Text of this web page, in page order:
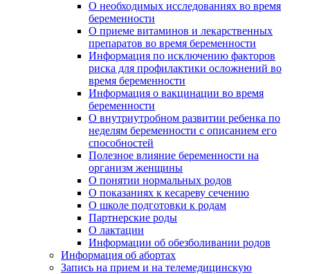
О необходимых исследованиях во время
беременности
О приеме витаминов и лекарственных
препаратов во время беременности
Информация по исключению факторов
риска для профилактики осложнений во
время беременности
Информация о вакцинации во время
беременности
О внутриутробном развитии ребенка по
неделям беременности с описанием его
способностей
Полезное влияние беременности на
организм женщины
О понятии нормальных родов
О показаниях к кесареву сечению
О школе подготовки к родам
Партнерские роды
О лактации
Информации об обезболивании родов
Информация об абортах
Запись на прием и на телемедицинскую